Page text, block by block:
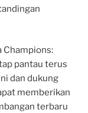
Champions:
pantau terus
dan dukung
memberikan
terbaru